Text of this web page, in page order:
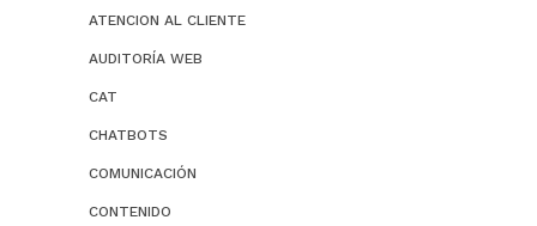
ATENCION AL CLIENTE
AUDITORÍA WEB
CAT
CHATBOTS
COMUNICACIÓN
CONTENIDO